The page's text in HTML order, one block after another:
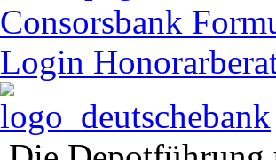
Consorsbank
Login